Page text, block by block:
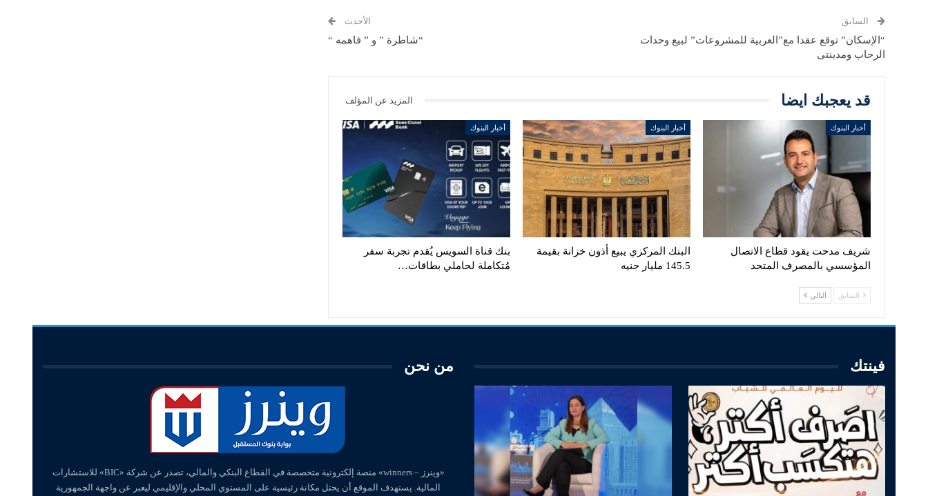
السابق
“الإسكان” توقع عقدا مع”العربية للمشروعات” لبيع وحدات
الرحاب ومدينتى
الأحدث
“شاطرة ” و ” فاهمه “
قد يعجبك ايضا المزيد عن المؤلف
أخبار البنوك
شريف مدحت يقود قطاع الاتصال
المؤسسي بالمصرف المتحد
أخبار البنوك
البنك المركزي يبيع أذون خزانة بقيمة
145.5 مليار جنيه
أخبار البنوك
بنك قناة السويس يُقدم تجربة سفر
مُتكاملة لحاملي بطاقات…
السابق التالي
فينتك من نحن
«وينرز – winners» منصة إلكترونية متخصصة في القطاع البنكي والمالي، تصدر عن شركة «BIC» للاستشارات
المالية. يستهدف الموقع أن يحتل مكانة رئيسية على المستوي المحلي والإقليمي ليعبر عن واجهة الجمهورية